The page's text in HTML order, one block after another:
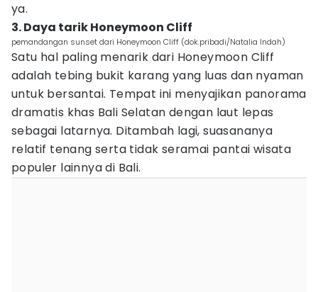
ya.
3. Daya tarik Honeymoon Cliff
pemandangan sunset dari Honeymoon Cliff (dok.pribadi/Natalia Indah)
Satu hal paling menarik dari Honeymoon Cliff
adalah tebing bukit karang yang luas dan nyaman
untuk bersantai. Tempat ini menyajikan panorama
dramatis khas Bali Selatan dengan laut lepas
sebagai latarnya. Ditambah lagi, suasananya
relatif tenang serta tidak seramai pantai wisata
populer lainnya di Bali.